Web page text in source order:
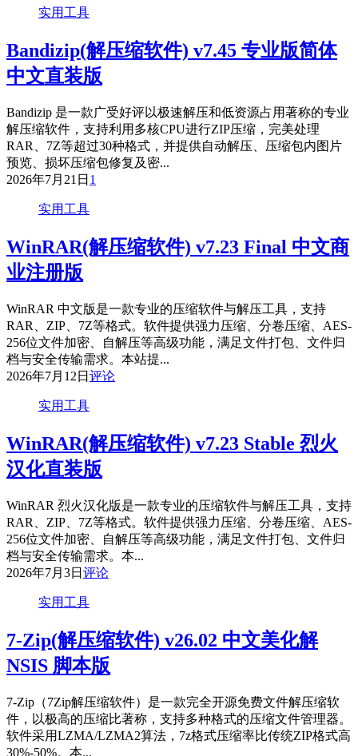
实用工具
Bandizip(解压缩软件) v7.45 专业版简体
中文直装版
Bandizip 是一款广受好评以极速解压和低资源占用著称的专业
解压缩软件，支持利用多核CPU进行ZIP压缩，完美处理
RAR、7Z等超过30种格式，并提供自动解压、压缩包内图片
预览、损坏压缩包修复及密...
2026年7月21日 1
实用工具
WinRAR(解压缩软件) v7.23 Final 中文商
业注册版
WinRAR 中文版是一款专业的压缩软件与解压工具，支持
RAR、ZIP、7Z等格式。软件提供强力压缩、分卷压缩、AES-
256位文件加密、自解压等高级功能，满足文件打包、文件归
档与安全传输需求。本站提...
2026年7月12日 评论
实用工具
WinRAR(解压缩软件) v7.23 Stable 烈火
汉化直装版
WinRAR 烈火汉化版是一款专业的压缩软件与解压工具，支持
RAR、ZIP、7Z等格式。软件提供强力压缩、分卷压缩、AES-
256位文件加密、自解压等高级功能，满足文件打包、文件归
档与安全传输需求。本...
2026年7月3日 评论
实用工具
7-Zip(解压缩软件) v26.02 中文美化解
NSIS 脚本版
7-Zip（7Zip解压缩软件）是一款完全开源免费文件解压缩软
件，以极高的压缩比著称，支持多种格式的压缩文件管理器。
软件采用LZMA/LZMA2算法，7z格式压缩率比传统ZIP格式高
30%-50%。本...